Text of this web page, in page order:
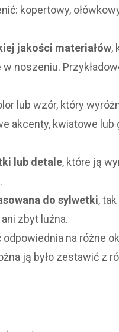
kopertowy,
jakości materiałów,
noszeniu.
lub wzór, który
akcenty, kwiatowe
lub detale, które ją
do sylwetki,
zbyt luźna.
odpowiednia na różne
ją było zestawić z